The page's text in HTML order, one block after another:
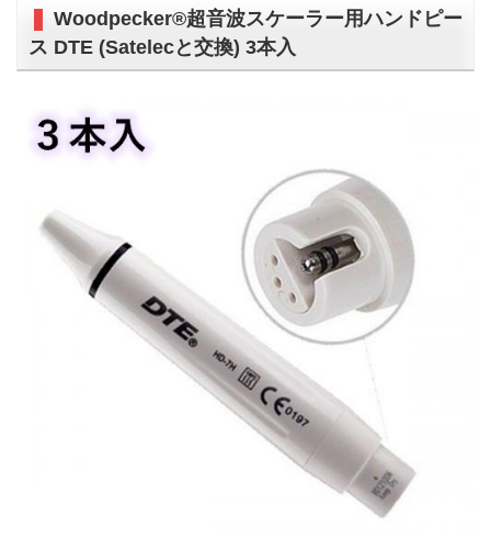
Woodpecker®超音波スケーラー用ハンドピー
ス DTE (Satelecと交換) 3本入